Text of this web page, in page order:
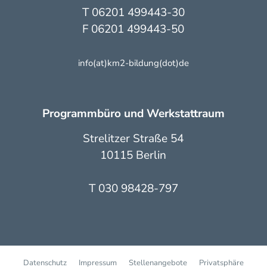
T 06201 499443-30
F 06201 499443-50
info(at)km2-bildung(dot)de
Programmbüro und Werkstattraum
Strelitzer Straße 54
10115 Berlin
T 030 98428-797
Datenschutz Impressum Stellenangebote Privatsphäre